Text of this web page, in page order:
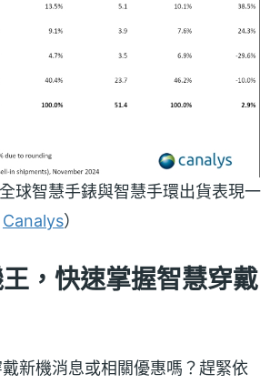
球智慧手錶與智慧手環出貨表現一
Canalys）
，快速掌握智慧穿戴
新機消息或相關優惠嗎？趕緊依